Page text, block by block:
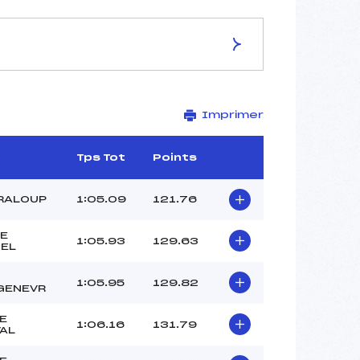
LA MAYT
1600
1853/10/01
Imprimer
Tps Tot Points
1:05.09 121.76
1:05.93 129.63
1:05.95 129.82
1:06.16 131.79